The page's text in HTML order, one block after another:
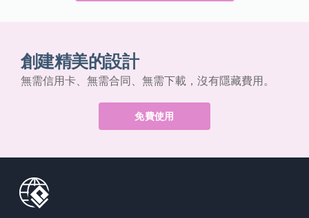
創建精美的設計
無需信用卡、無需合同、無需下載，沒有隱藏費用。
免費使用